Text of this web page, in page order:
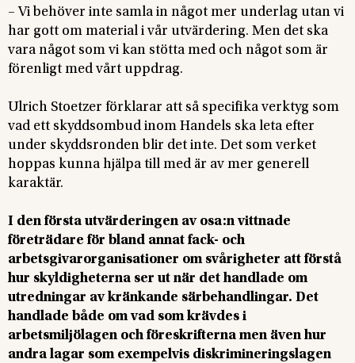
– Vi behöver inte samla in något mer underlag utan vi
har gott om material i vår utvärdering. Men det ska
vara något som vi kan stötta med och något som är
förenligt med vårt uppdrag.
Ulrich Stoetzer förklarar att så specifika verktyg som
vad ett skyddsombud inom Handels ska leta efter
under skyddsronden blir det inte. Det som verket
hoppas kunna hjälpa till med är av mer generell
karaktär.
I den första utvärderingen av osa:n vittnade
företrädare för bland annat fack- och
arbetsgivarorganisationer om svårigheter att förstå
hur skyldigheterna ser ut när det handlade om
utredningar av kränkande särbehandlingar. Det
handlade både om vad som krävdes i
arbetsmiljölagen och föreskrifterna men även hur
andra lagar som exempelvis diskrimineringslagen